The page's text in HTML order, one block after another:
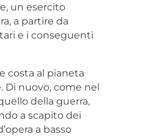
un esercito
a partire da
e i conseguenti
costa al pianeta
nuovo, come nel
della guerra,
a scapito dei
a basso